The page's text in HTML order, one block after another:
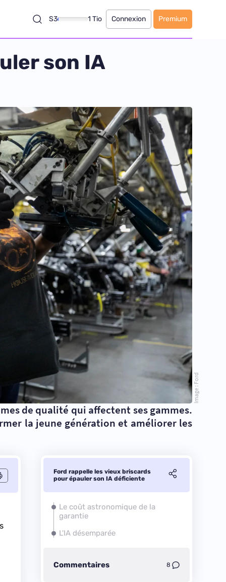
S3 1 Tio Connexion Premium
son IA
Image : Ford
de qualité qui affectent ses gammes.
la jeune génération et améliorer les
Ford rappelle les vieux briscards
pour épauler son IA déficiente
Le coût astronomique de la
garantie
L'IA désemparée
Commentaires 8